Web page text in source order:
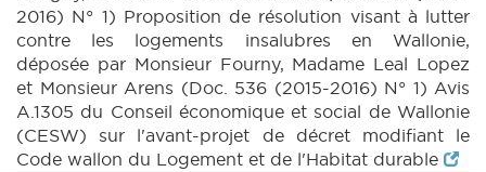
2016) N° 1) Proposition de résolution visant à lutter
contre les logements insalubres en Wallonie,
déposée par Monsieur Fourny, Madame Leal Lopez
et Monsieur Arens (Doc. 536 (2015-2016) N° 1) Avis
A.1305 du Conseil économique et social de Wallonie
(CESW) sur l'avant-projet de décret modifiant le
Code wallon du Logement et de l'Habitat durable